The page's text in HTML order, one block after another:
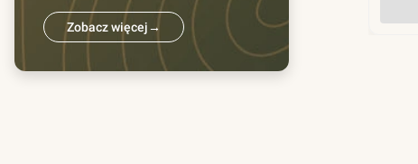
Zobacz więcej→